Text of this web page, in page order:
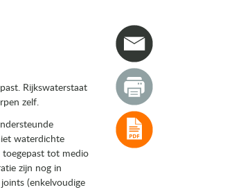
Rijkswaterstaat
zelf.
waterdichte
toegepast tot medio
zijn nog in
(enkelvoudige